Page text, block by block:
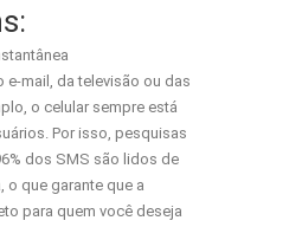
e-mail, da televisão ou das
o celular sempre está
Por isso, pesquisas
dos SMS são lidos de
o que garante que a
para quem você deseja